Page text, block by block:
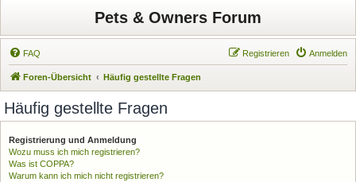
Pets & Owners Forum
FAQ Anmelden
Registrieren
Foren-Übersicht Häufig gestellte Fragen
Häufig gestellte Fragen
Registrierung und Anmeldung
Wozu muss ich mich registrieren?
Was ist COPPA?
Warum kann ich mich nicht registrieren?